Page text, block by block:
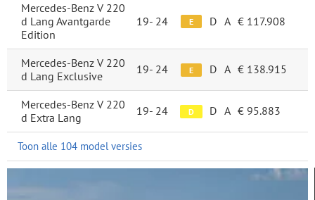
Mercedes-Benz V 220
d Lang Avantgarde
Edition
19- 24 E D A € 117.908
Mercedes-Benz V 220
d Lang Exclusive
19- 24 E D A € 138.915
Mercedes-Benz V 220
d Extra Lang
19- 24 D D A € 95.883
Toon alle 104 model versies